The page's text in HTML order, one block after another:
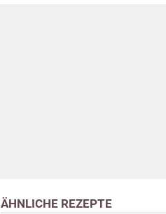
ÄHNLICHE REZEPTE